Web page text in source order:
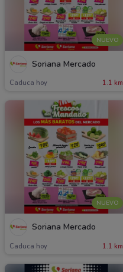
NUEVO
Soriana Mercado
Caduca hoy 1.1 km
NUEVO
Soriana Mercado
Caduca hoy 1.1 km